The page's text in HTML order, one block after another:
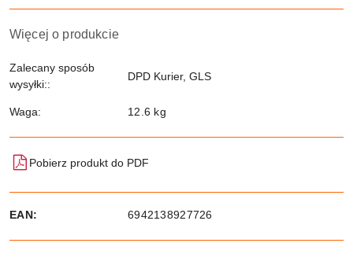
Więcej o produkcie
Zalecany sposób
wysyłki::
DPD Kurier, GLS
Waga: 12.6 kg
Pobierz produkt do PDF
EAN: 6942138927726